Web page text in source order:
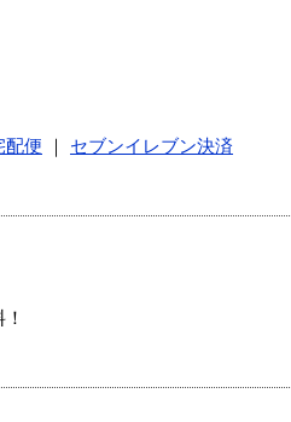
配便
セブンイレブン決済